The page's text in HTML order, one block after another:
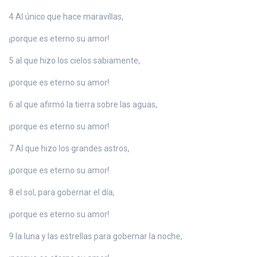
4 Al único que hace maravillas,
¡porque es eterno su amor!
5 al que hizo los cielos sabiamente,
¡porque es eterno su amor!
6 al que afirmó la tierra sobre las aguas,
¡porque es eterno su amor!
7 Al que hizo los grandes astros,
¡porque es eterno su amor!
8 el sol, para gobernar el día,
¡porque es eterno su amor!
9 la luna y las estrellas para gobernar la noche,